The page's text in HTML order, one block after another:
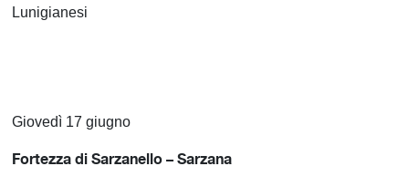
Lunigianesi
Giovedì 17 giugno
Fortezza di Sarzanello – Sarzana